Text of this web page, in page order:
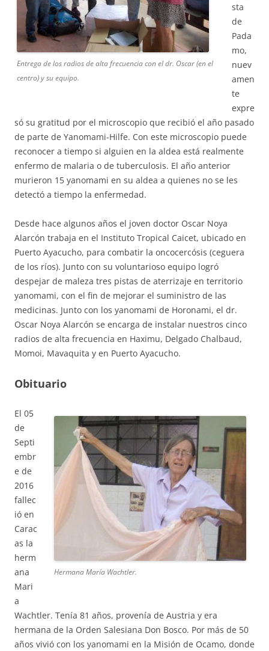
Entrega de los radios de alta frecuencia con el dr. Oscar (en el
centro) y su equipo.
sta
de
Pada
mo,
nuev
amen
te
expre
só su gratitud por el microscopio que recibió el año pasado
de parte de Yanomami-Hilfe. Con este microscopio puede
reconocer a tiempo si alguien en la aldea está realmente
enfermo de malaria o de tuberculosis. El año anterior
murieron 15 yanomami en su aldea a quienes no se les
detectó a tiempo la enfermedad.
Desde hace algunos años el joven doctor Oscar Noya
Alarcón trabaja en el Instituto Tropical Caicet, ubicado en
Puerto Ayacucho, para combatir la oncocercósis (ceguera
de los ríos). Junto con su voluntarioso equipo logró
despejar de maleza tres pistas de aterrizaje en territorio
yanomami, con el fin de mejorar el suministro de las
medicinas. Junto con los yanomami de Horonami, el dr.
Oscar Noya Alarcón se encarga de instalar nuestros cinco
radios de alta frecuencia en Haximu, Delgado Chalbaud,
Momoi, Mavaquita y en Puerto Ayacucho.
Obituario
Hermana María Wachtler.
El 05
de
Septi
embr
e de
2016
fallec
ió en
Carac
as la
herm
ana
Mari
a
Wachtler. Tenía 81 años, provenía de Austria y era
hermana de la Orden Salesiana Don Bosco. Por más de 50
años vivió con los yanomami en la Misión de Ocamo, donde